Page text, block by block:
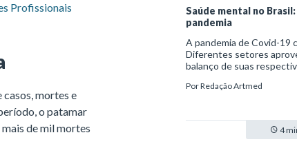
Profissionais
casos, mortes e
o patamar
de mil mortes
Saúde mental no
pandemia
A pandemia de Covid-19
Diferentes setores
balanço de suas
considerável nos casos
PorRedação Artmed
4